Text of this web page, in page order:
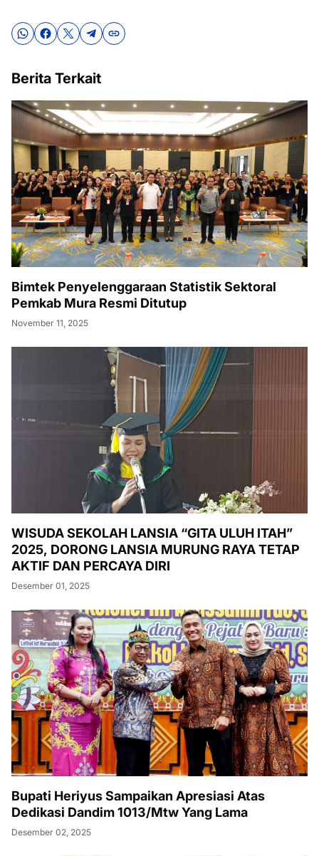
Berita Terkait
Bimtek Penyelenggaraan Statistik Sektoral
Pemkab Mura Resmi Ditutup
November 11, 2025
WISUDA SEKOLAH LANSIA “GITA ULUH ITAH”
2025, DORONG LANSIA MURUNG RAYA TETAP
AKTIF DAN PERCAYA DIRI
Desember 01, 2025
Bupati Heriyus Sampaikan Apresiasi Atas
Dedikasi Dandim 1013/Mtw Yang Lama
Desember 02, 2025